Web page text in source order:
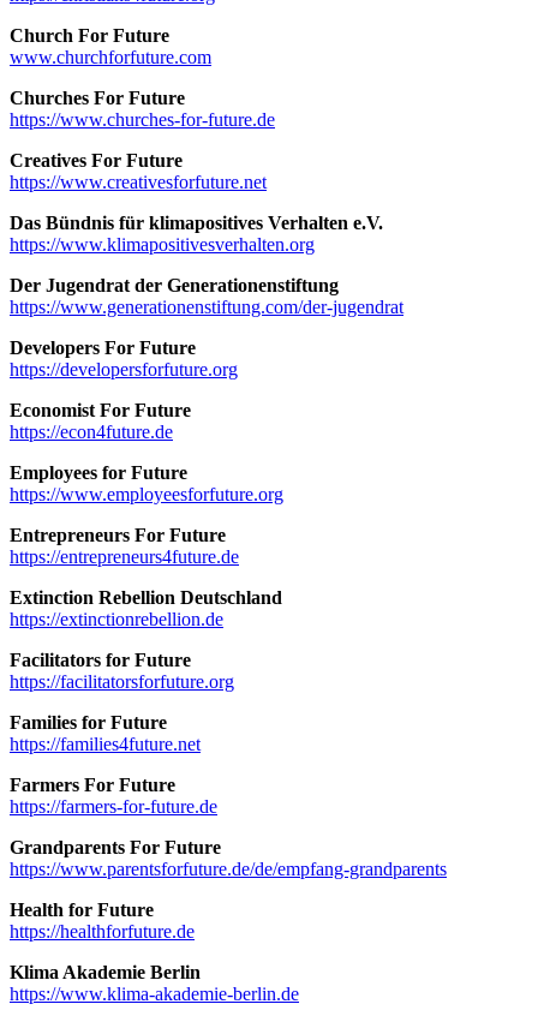
Church For Future
www.churchforfuture.com
Churches For Future
https://www.churches-for-future.de
Creatives For Future
https://www.creativesforfuture.net
Das Bündnis für klimapositives Verhalten e.V.
https://www.klimapositivesverhalten.org
Der Jugendrat der Generationenstiftung
https://www.generationenstiftung.com/der-jugendrat
Developers For Future
https://developersforfuture.org
Economist For Future
https://econ4future.de
Employees for Future
https://www.employeesforfuture.org
Entrepreneurs For Future
https://entrepreneurs4future.de
Extinction Rebellion Deutschland
https://extinctionrebellion.de
Facilitators for Future
https://facilitatorsforfuture.org
Families for Future
https://families4future.net
Farmers For Future
https://farmers-for-future.de
Grandparents For Future
https://www.parentsforfuture.de/de/empfang-grandparents
Health for Future
https://healthforfuture.de
Klima Akademie Berlin
https://www.klima-akademie-berlin.de